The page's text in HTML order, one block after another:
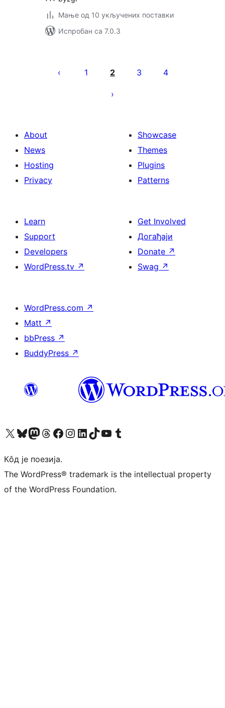
Мање од 10 укључених поставки
Испробан са 7.0.3
чланака
1 2 3 4
About
News
Hosting
Privacy
Showcase
Themes
Plugins
Patterns
Learn
Support
Developers
WordPress.tv ↗
Get Involved
Догађаји
Donate ↗
Swag ↗
WordPress.com ↗
Matt ↗
bbPress ↗
BuddyPress ↗
Visit our X (formerly Twitter) account
Посетите наш Bluesky налог
Visit our Mastodon account
Посетите наш налог на Threads-у Visit our Facebook page
Посетите наш Инстаграм налог
Visit our LinkedIn account
Посетите наш TikTok налог
Visit our YouTube channel
Посетите наш Tumblr налог
Кôд је поезија.
The WordPress® trademark is the intellectual property
of the WordPress Foundation.